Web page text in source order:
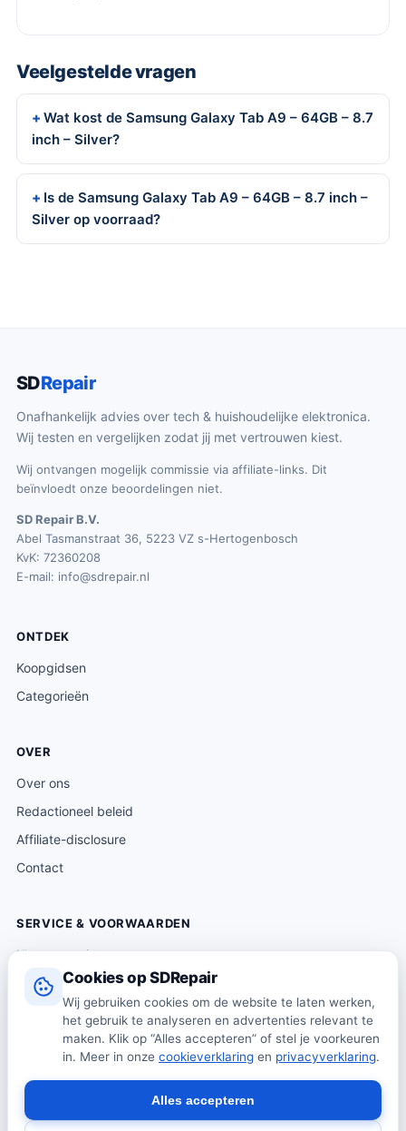
Cookies op SDRepair
Wij gebruiken cookies om de website te laten werken,
het gebruik te analyseren en advertenties relevant te
maken. Klik op “Alles accepteren” of stel je voorkeuren
in. Meer in onze cookieverklaring en privacyverklaring.
Alles accepteren
Veelgestelde vragen
Wat kost de Samsung Galaxy Tab A9 – 64GB – 8.7
inch – Silver?
Is de Samsung Galaxy Tab A9 – 64GB – 8.7 inch –
Silver op voorraad?
SDRepair
Onafhankelijk advies over tech & huishoudelijke elektronica.
Wij testen en vergelijken zodat jij met vertrouwen kiest.
Wij ontvangen mogelijk commissie via affiliate-links. Dit
beïnvloedt onze beoordelingen niet.
SD Repair B.V.
Abel Tasmanstraat 36, 5223 VZ s-Hertogenbosch
KvK: 72360208
E-mail: info@sdrepair.nl
ONTDEK
Koopgidsen
Categorieën
OVER
Over ons
Redactioneel beleid
Affiliate-disclosure
Contact
SERVICE & VOORWAARDEN
Klantenservice
Verzending & levering
Retourneren
Algemene voorwaarden